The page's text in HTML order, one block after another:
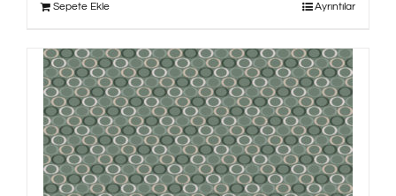
Sepete Ekle Ayrıntılar